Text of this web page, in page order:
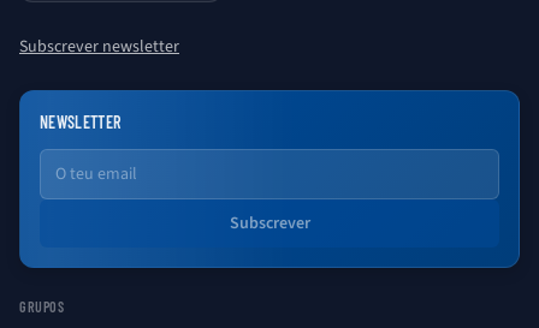
Subscrever newsletter
NEWSLETTER
Email
Subscrever
GRUPOS